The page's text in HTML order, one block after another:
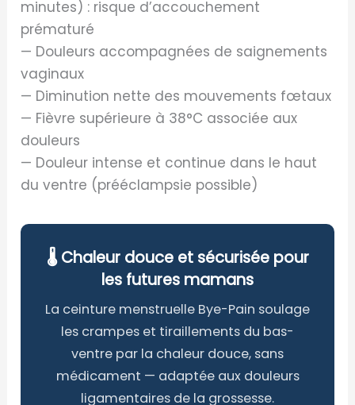
minutes) : risque d’accouchement
prématuré
— Douleurs accompagnées de saignements
vaginaux
— Diminution nette des mouvements fœtaux
— Fièvre supérieure à 38°C associée aux
douleurs
— Douleur intense et continue dans le haut
du ventre (prééclampsie possible)
🌡️ Chaleur douce et sécurisée pour
les futures mamans
La ceinture menstruelle Bye-Pain soulage
les crampes et tiraillements du bas-
ventre par la chaleur douce, sans
médicament — adaptée aux douleurs
ligamentaires de la grossesse.